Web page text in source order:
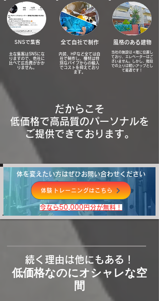
​SNSで集客
​主な集客はSNSにな
りますので、他社に
比べて広告費がかか
りません。
​全て自社で制作
内装、HPなど全ては自
社で制作し、機材は特
別なパイプからの輸入
でコストを抑えており
ます。
風格のある建物
当社の施設は４階に位置し
ており、エレベーターはご
ざいません。しかし、階段
での上りは軽いアップとし
て最適です！
だからこそ
低価格で高品質のパーソナルを
​ご提供できております。
体を変えたい方はぜひお問い合わせください
​今なら50,000円分が無料！
体験トレーニングはこちら
続く理由は他にもある！
低価格なのにオシャレな空
間